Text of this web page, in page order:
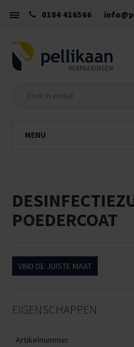
0184 416566
MENU
POEDERCOAT
VIND DE JUISTE MAAT
EIGENSCHAPPEN
Artikelnummer